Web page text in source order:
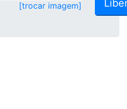
[trocar imagem]